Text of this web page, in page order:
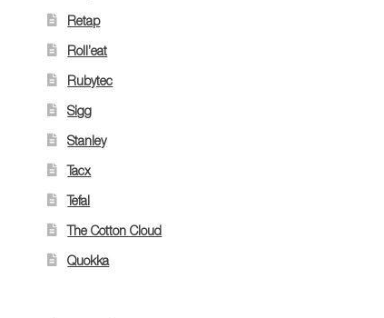
Retap
Roll’eat
Rubytec
Sigg
Stanley
Tacx
Tefal
The Cotton Cloud
Quokka